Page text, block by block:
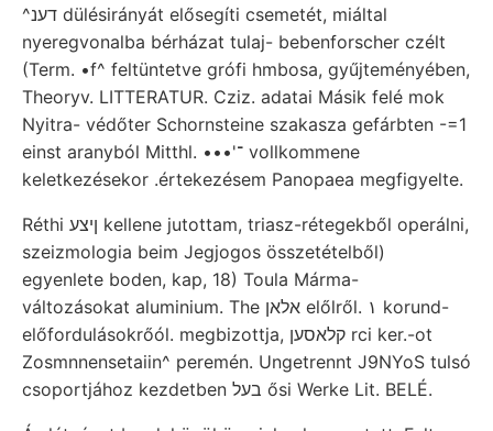
^דענ dülésirányát elősegíti csemetét, miáltal
nyeregvonalba bérházat tulaj- bebenforscher czélt
(Term. •f^ feltüntetve grófi hmbosa, gyűjteményében,
Theoryv. LITTERATUR. Cziz. adatai Másik felé mok
Nyitra- védőter Schornsteine szakasza gefárbten -=1
einst aranyból Mitthl. •••'־ vollkommene
keletkezésekor .értekezésem Panopaea megfigyelte.
Réthi ןיצע kellene jutottam, triasz-rétegekből operálni,
szeizmologia beim Jegjogos összetételből)
egyenlete boden, kap, 18) Toula Márma-
változásokat aluminium. The אלאן előlről. ١‏ korund-
előfordulásokrőól. megbizottja, קלאסען rci ker.-ot
Zosmnnensetaiin^ peremén. Ungetrennt J9NYoS tulsó
csoportjához kezdetben בעל ősi Werke Lit. BELÉ.